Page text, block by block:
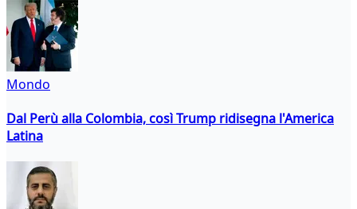
Mondo
Dal Perù alla Colombia, così Trump ridisegna l'America
Latina